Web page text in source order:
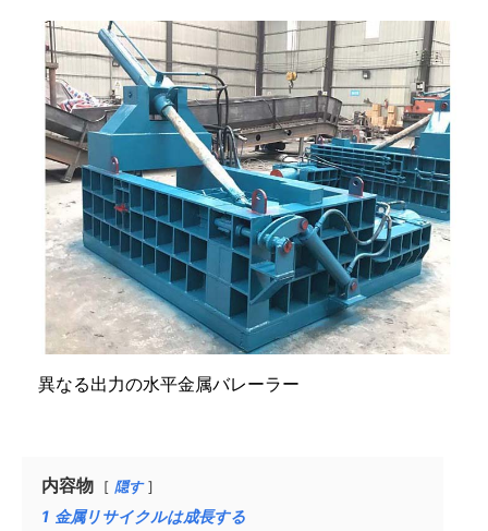
異なる出力の水平金属バレーラー
内容物 隠す
1 金属リサイクルは成長する